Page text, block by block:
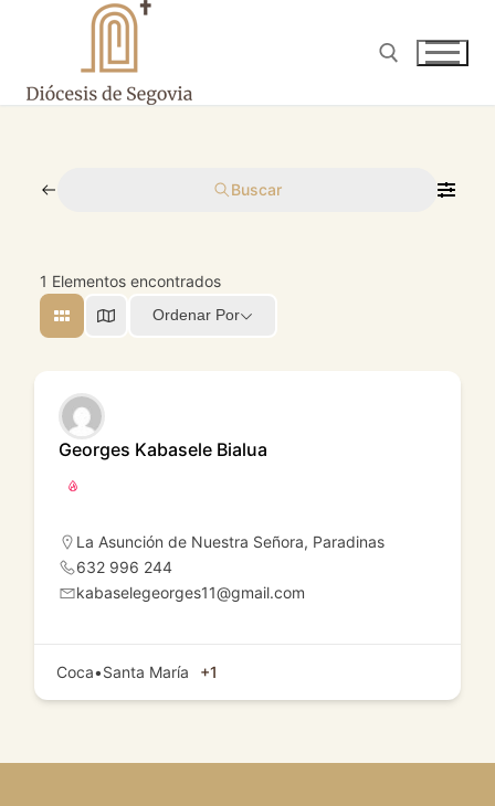
contenido
Buscar
1 Elementos encontrados
Ordenar Por
Georges Kabasele Bialua
La Asunción de Nuestra Señora, Paradinas
632 996 244
kabaselegeorges11@gmail.com
Coca•Santa María +1